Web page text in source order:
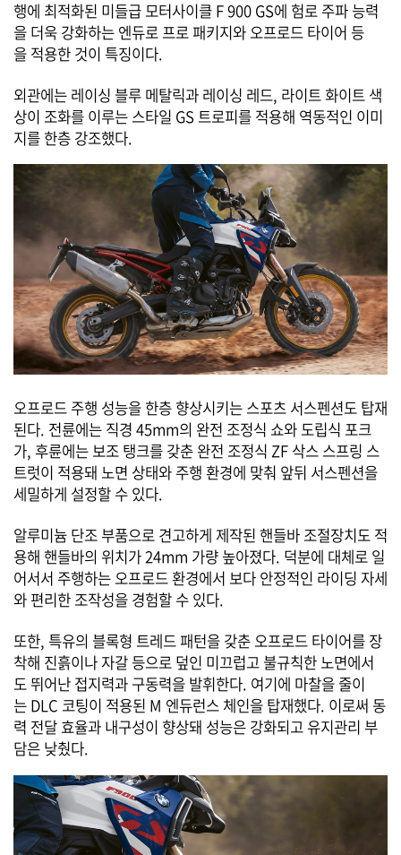
행에 최적화된 미들급 모터사이클 F 900 GS에 험로 주파 능력
을 더욱 강화하는 엔듀로 프로 패키지와 오프로드 타이어 등
을 적용한 것이 특징이다.
외관에는 레이싱 블루 메탈릭과 레이싱 레드, 라이트 화이트 색
상이 조화를 이루는 스타일 GS 트로피를 적용해 역동적인 이미
지를 한층 강조했다.
오프로드 주행 성능을 한층 향상시키는 스포츠 서스펜션도 탑재
된다. 전륜에는 직경 45mm의 완전 조정식 쇼와 도립식 포크
가, 후륜에는 보조 탱크를 갖춘 완전 조정식 ZF 삭스 스프링 스
트럿이 적용돼 노면 상태와 주행 환경에 맞춰 앞뒤 서스펜션을
세밀하게 설정할 수 있다.
알루미늄 단조 부품으로 견고하게 제작된 핸들바 조절장치도 적
용해 핸들바의 위치가 24mm 가량 높아졌다. 덕분에 대체로 일
어서서 주행하는 오프로드 환경에서 보다 안정적인 라이딩 자세
와 편리한 조작성을 경험할 수 있다.
또한, 특유의 블록형 트레드 패턴을 갖춘 오프로드 타이어를 장
착해 진흙이나 자갈 등으로 덮인 미끄럽고 불규칙한 노면에서
도 뛰어난 접지력과 구동력을 발휘한다. 여기에 마찰을 줄이
는 DLC 코팅이 적용된 M 엔듀런스 체인을 탑재했다. 이로써 동
력 전달 효율과 내구성이 향상돼 성능은 강화되고 유지관리 부
담은 낮췄다.